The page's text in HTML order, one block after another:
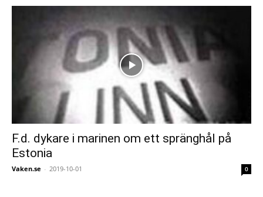
F.d. dykare i marinen om ett spränghål på
Estonia
Vaken.se - 2019-10-01 0